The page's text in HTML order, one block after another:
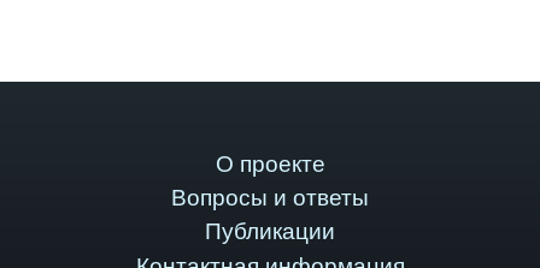
О проекте
Вопросы и ответы
Публикации